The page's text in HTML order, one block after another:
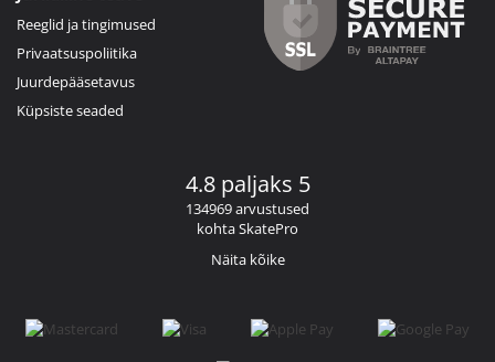
Reeglid ja tingimused
Privaatsuspoliitika
Juurdepääsetavus
Küpsiste seaded
4.8 paljaks 5
134969 arvustused
kohta SkatePro
Näita kõike